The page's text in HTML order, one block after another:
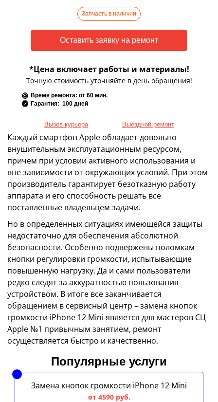
Запчасть в наличии
*Цена включает работы и материалы!
Точную стоимость уточняйте в день обращения!
Время ремонта: от 60 мин.
Гарантия: 100 дней
Вызов курьера Выездной ремонт
Каждый смартфон Apple обладает довольно
внушительным эксплуатационным ресурсом,
причем при условии активного использования и
вне зависимости от окружающих условий. При этом
производитель гарантирует безотказную работу
аппарата и его способность решать все
поставленные владельцем задачи.
Но в определенных ситуациях имеющейся защиты
недостаточно для обеспечения абсолютной
безопасности. Особенно подвержены поломкам
кнопки регулировки громкости, испытывающие
повышенную нагрузку. Да и сами пользователи
редко следят за аккуратностью пользования
устройством. В итоге все заканчивается
обращением в сервисный центр – замена кнопок
громкости iPhone 12 Mini является для мастеров СЦ
Apple №1 привычным занятием, ремонт
осуществляется быстро и качественно.
Популярные услуги
Замена кнопок громкости iPhone 12 Mini
от 4590 руб.